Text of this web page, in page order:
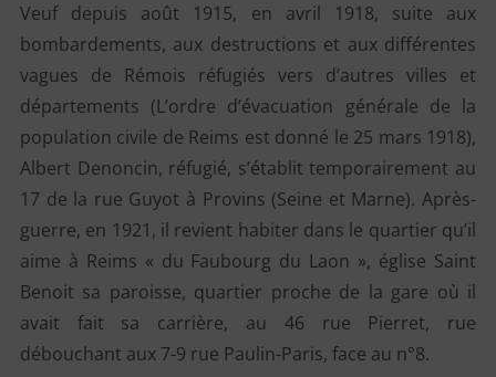
Veuf depuis août 1915, en avril 1918, suite aux
bombardements, aux destructions et aux différentes
vagues de Rémois réfugiés vers d’autres villes et
départements (L’ordre d’évacuation générale de la
population civile de Reims est donné le 25 mars 1918),
Albert Denoncin, réfugié, s’établit temporairement au
17 de la rue Guyot à Provins (Seine et Marne). Après-
guerre, en 1921, il revient habiter dans le quartier qu’il
aime à Reims « du Faubourg du Laon », église Saint
Benoit sa paroisse, quartier proche de la gare où il
avait fait sa carrière, au 46 rue Pierret, rue
débouchant aux 7-9 rue Paulin-Paris, face au n°8.